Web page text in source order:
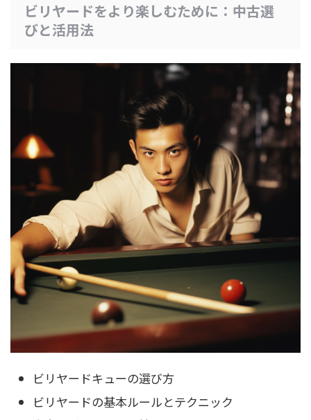
ビリヤードをより楽しむために：中古選
びと活用法
ビリヤードキューの選び方
ビリヤードの基本ルールとテクニック